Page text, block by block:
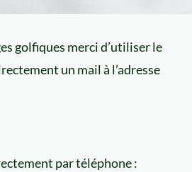
golfiques merci d’utiliser le
un mail à l’adresse
par téléphone :